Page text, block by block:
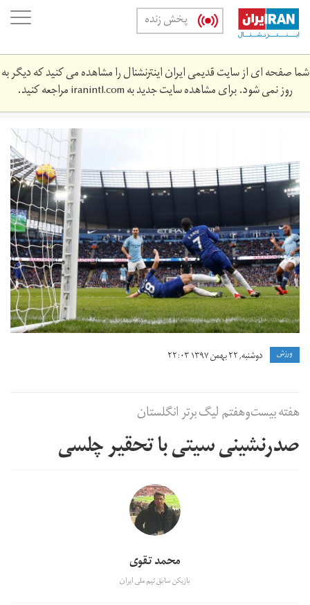
Skip
main
content
پخش زنده
شما صفحه ای از سایت قدیمی ایران اینترنشنال را مشاهده می کنید که دیگر به
روز نمی شود. برای مشاهده سایت جدید بهiranintl.comمراجعه کنید.
چلسی
ورزش دوشنبه, ۲۲ بهمن ۱۳۹۷ ۲۲:۰۳
هفته بیست‌وهفتم لیگ برتر انگلستان
صدرنشینی سیتی با تحقیر چلسی
محمد تقوی
بازیکن سابق تیم ملی ایران